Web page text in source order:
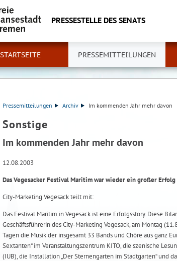
PRESSESTELLE DES SENATS
STARTSEITE PRESSEMITTEILUNGEN
Pressemitteilungen Archiv Im kommenden Jahr mehr davon
Sonstige
Im kommenden Jahr mehr davon
12.08.2003
Das Vegesacker Festival Maritim war wieder ein großer Erfolg
City-Marketing Vegesack teilt mit:
Das Festival Maritim in Vegesack ist eine Erfolgsstory. Diese
Geschäftsführerin des City-Marketing Vegesack, am Montag
Tagen die Musik der insgesamt 33 Bands und Chöre aus ganz
Sextanten“ im Veranstaltungszentrum KITO, die szenische
(IUB), die Installation „Der Sternengarten im Stadtgarten“ und